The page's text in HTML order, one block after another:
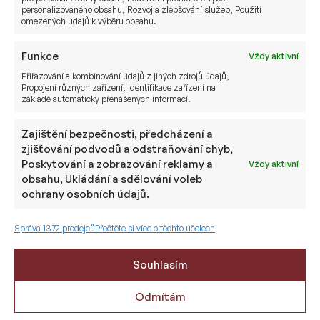
personalizovaného obsahu, Rozvoj a zlepšování služeb, Použití
omezených údajů k výběru obsahu.
Funkce
Vždy aktivní
Přiřazování a kombinování údajů z jiných zdrojů údajů,
Propojení různých zařízení, Identifikace zařízení na
základě automaticky přenášených informací.
Zajištění bezpečnosti, předcházení a
zjišťování podvodů a odstraňování chyb,
Poskytování a zobrazování reklamy a
obsahu, Ukládání a sdělování voleb
ochrany osobních údajů.
Vždy aktivní
Správa 1372 prodejcůPřečtěte si více o těchto účelech
Souhlasím
Odmítám
Cestovní pojištění, kdy se pojistit?
Blíží se doba zimních rodinných dovolených.